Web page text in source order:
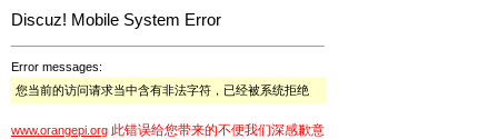
Discuz! Mobile System Error
Error messages:
您当前的访问请求当中含有非法字符，已经被系统拒绝
www.orangepi.org 此错误给您带来的不便我们深感歉意